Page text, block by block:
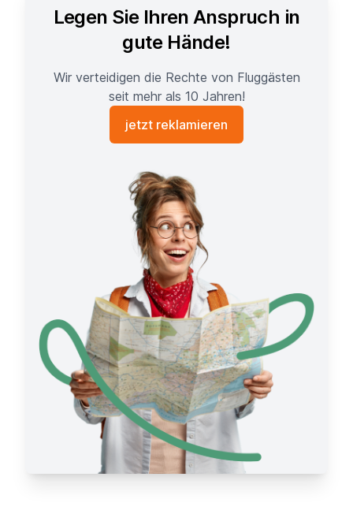
Legen Sie Ihren Anspruch in
gute Hände!
Wir verteidigen die Rechte von Fluggästen
seit mehr als 10 Jahren!
jetzt reklamieren